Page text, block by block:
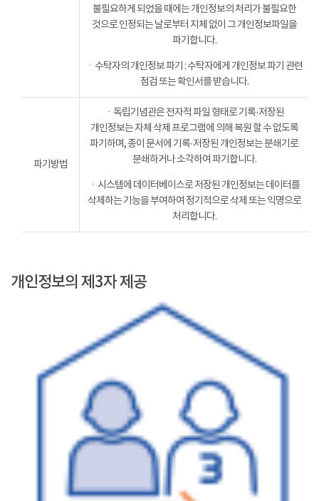
불필요하게 되었을 때에는 개인정보의 처리가 불필요한
것으로 인정되는 날로부터 지체 없이 그 개인정보파일을
파기합니다.
ㆍ수탁자의 개인정보 파기 : 수탁자에게 개인정보 파기 관련
점검 또는 확인서를 받습니다.
파기방법
ㆍ독립기념관은 전자적 파일 형태로 기록·저장된
개인정보는 자체 삭제 프로그램에 의해 복원 할 수 없도록
파기하며, 종이 문서에 기록·저장된 개인정보는 분쇄기로
분쇄하거나 소각하여 파기합니다.
ㆍ시스템에 데이터베이스로 저장된 개인정보는 데이터를
삭제하는 기능을 부여하여 정기적으로 삭제 또는 익명으로
처리합니다.
개인정보의 제3자 제공